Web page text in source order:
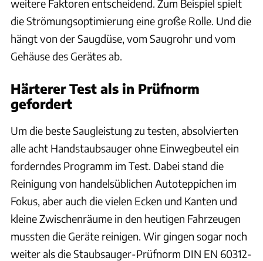
weitere Faktoren entscheidend. Zum Beispiel spielt
die Strömungsoptimierung eine große Rolle. Und die
hängt von der Saugdüse, vom Saugrohr und vom
Gehäuse des Gerätes ab.
Härterer Test als in Prüfnorm
gefordert
Um die beste Saugleistung zu testen, absolvierten
alle acht Handstaubsauger ohne Einwegbeutel ein
forderndes Programm im Test. Dabei stand die
Reinigung von handelsüblichen Autoteppichen im
Fokus, aber auch die vielen Ecken und Kanten und
kleine Zwischenräume in den heutigen Fahrzeugen
mussten die Geräte reinigen. Wir gingen sogar noch
weiter als die Staubsauger-Prüfnorm DIN EN 60312-